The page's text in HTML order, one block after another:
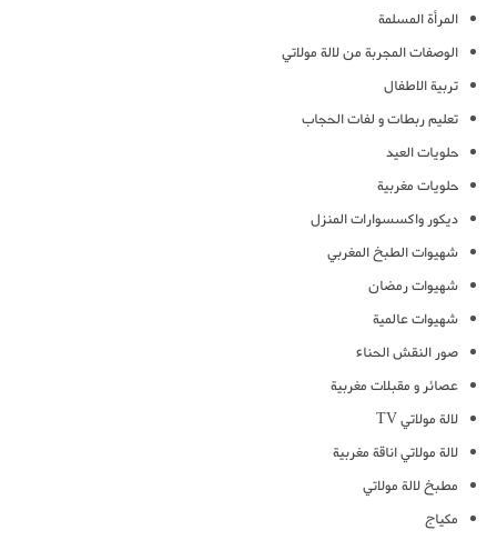
المرأة المسلمة
الوصفات المجربة من لالة مولاتي
تربية الاطفال
تعليم ربطات و لفات الحجاب
حلويات العيد
حلويات مغربية
ديكور واكسسوارات المنزل
شهيوات الطبخ المغربي
شهيوات رمضان
شهيوات عالمية
صور النقش الحناء
عصائر و مقبلات مغربية
لالة مولاتي TV
لالة مولاتي اناقة مغربية
مطبخ لالة مولاتي
مكياج